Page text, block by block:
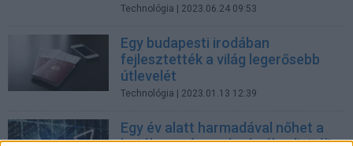
Technológia | 2023.06.24 09:53
Egy budapesti irodában
fejlesztették a világ legerősebb
útlevelét
Technológia | 2023.01.13 12:39
Egy év alatt harmadával nőhet a